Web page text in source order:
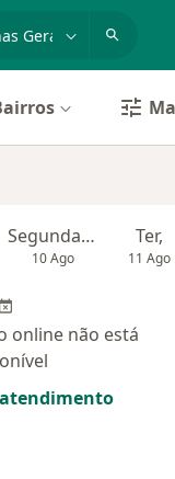
Segunda-feira
10 Ago
Ter,
11 Ago
online não está